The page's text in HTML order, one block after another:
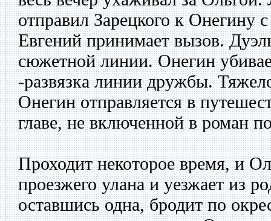
отправил Зарецкого к Онегину
Евгений принимает вызов.
сюжетной линии. Онегин
-развязка линии дружбы.
Онегин отправляется в
главе, не включенной в роман
Проходит некоторое время, и
проезжего улана и уезжает из
оставшись одна, бродит по